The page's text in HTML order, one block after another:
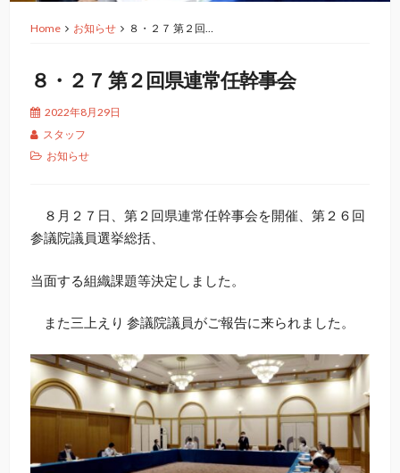
Home お知らせ ８・２７ 第２回…
８・２７ 第２回県連常任幹事会
2022年8月29日
スタッフ
お知らせ
８月２７日、第２回県連常任幹事会を開催、第２６回
参議院議員選挙総括、
当面する組織課題等決定しました。
また三上えり 参議院議員がご報告に来られました。